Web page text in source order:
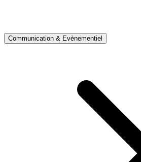
Communication & Evènementiel